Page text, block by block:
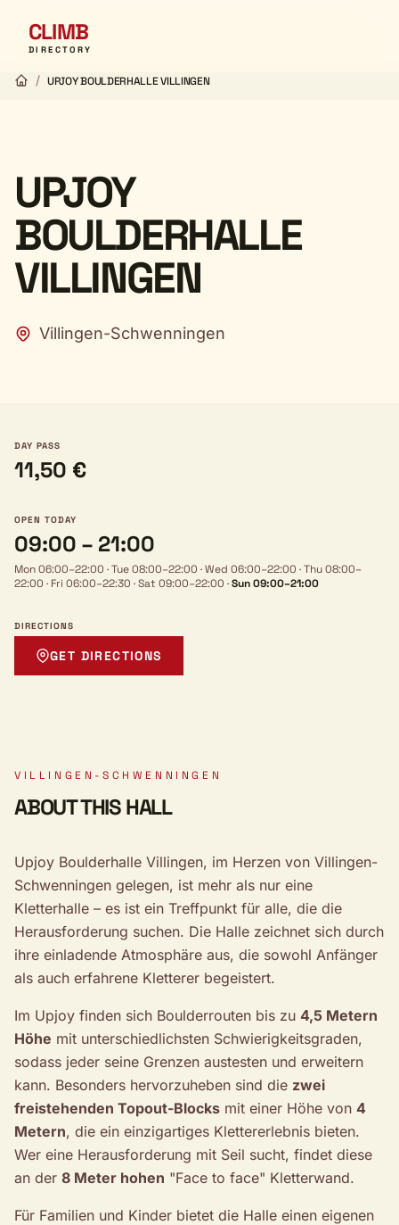
CLIMB
DIRECTORY
/ UPJOY BOULDERHALLE VILLINGEN
UPJOY
BOULDERHALLE
VILLINGEN
Villingen-Schwenningen
DAY PASS
11,50 €
OPEN TODAY
09:00 – 21:00
Mon 06:00–22:00 ·Tue 08:00–22:00 ·Wed 06:00–22:00 ·Thu 08:00–
22:00 · Fri 06:00–22:30 ·Sat 09:00–22:00 ·Sun 09:00–21:00
DIRECTIONS
GET DIRECTIONS
VILLINGEN-SCHWENNINGEN
ABOUT THIS HALL
Upjoy Boulderhalle Villingen, im Herzen von Villingen-
Schwenningen gelegen, ist mehr als nur eine
Kletterhalle – es ist ein Treffpunkt für alle, die die
Herausforderung suchen. Die Halle zeichnet sich durch
ihre einladende Atmosphäre aus, die sowohl Anfänger
als auch erfahrene Kletterer begeistert.
Im Upjoy finden sich Boulderrouten bis zu 4,5 Metern
Höhe mit unterschiedlichsten Schwierigkeitsgraden,
sodass jeder seine Grenzen austesten und erweitern
kann. Besonders hervorzuheben sind die zwei
freistehenden Topout-Blocks mit einer Höhe von 4
Metern, die ein einzigartiges Klettererlebnis bieten.
Wer eine Herausforderung mit Seil sucht, findet diese
an der 8 Meter hohen "Face to face" Kletterwand.
Für Familien und Kinder bietet die Halle einen eigenen